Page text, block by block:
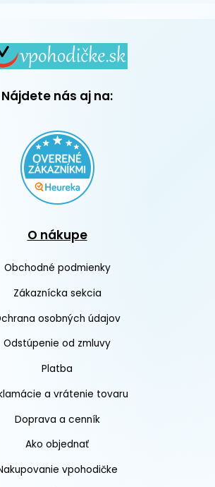
Nájdete nás aj na:
O nákupe
Obchodné podmienky
Zákaznícka sekcia
osobných údajov
Odstúpenie od zmluvy
Platba
a vrátenie tovaru
Doprava a cenník
Ako objednať
vpohodičke